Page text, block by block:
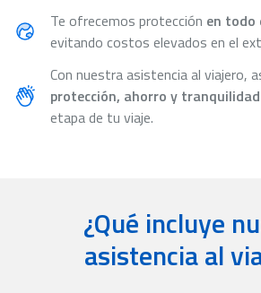
Te ofrecemos protección en todo
evitando costos elevados en el
Con nuestra asistencia al viajero,
protección, ahorro y tranquilidad
etapa de tu viaje.
¿Qué incluye
asistencia al